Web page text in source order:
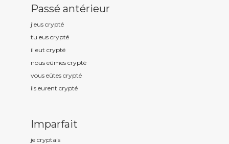
Passé antérieur
j'eus crypté
tu eus crypté
il eut crypté
nous eûmes crypté
vous eûtes crypté
ils eurent crypté
Imparfait
je cryptais